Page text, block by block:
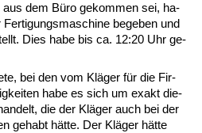
aus dem Büro ge­kom­men sei, ha­
be­ge­ben und
Dies ha­be bis ca. 12:20 Uhr ge­
bei den vom Kläger für die Fir­
ha­be es sich um ex­akt die­
die der Kläger auch bei der
ge­habt hätte. Der Kläger hätte